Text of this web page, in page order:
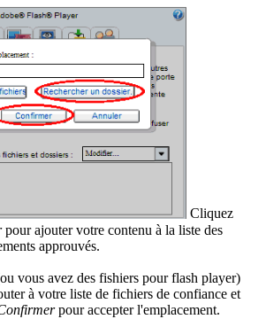
Cliquez
pour ajouter votre contenu à la liste des
approuvés.
vous avez des fishiers pour flash player)
à votre liste de fichiers de confiance et
pour accepter l'emplacement.